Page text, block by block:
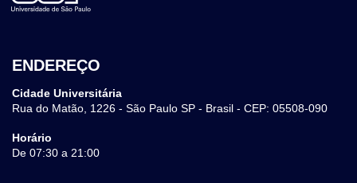
ENDEREÇO
Cidade Universitária
Rua do Matão, 1226 - São Paulo SP - Brasil - CEP: 05508-090
Horário
De 07:30 a 21:00